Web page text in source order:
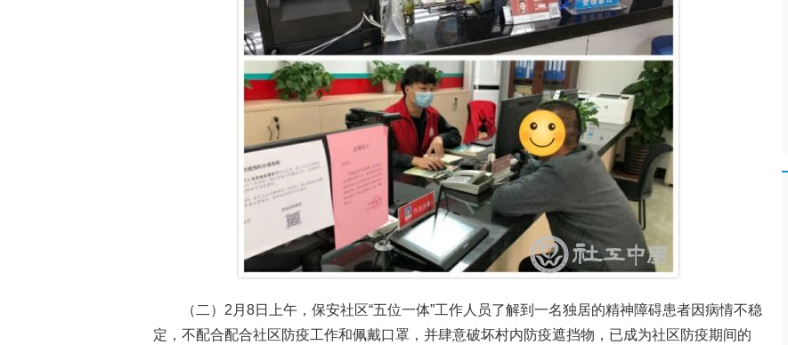
（二）2月8日上午，保安社区“五位一体”工作人员了解到一名独居的精神障碍患者因病情不稳
定，不配合配合社区防疫工作和佩戴口罩，并肆意破坏村内防疫遮挡物，已成为社区防疫期间的